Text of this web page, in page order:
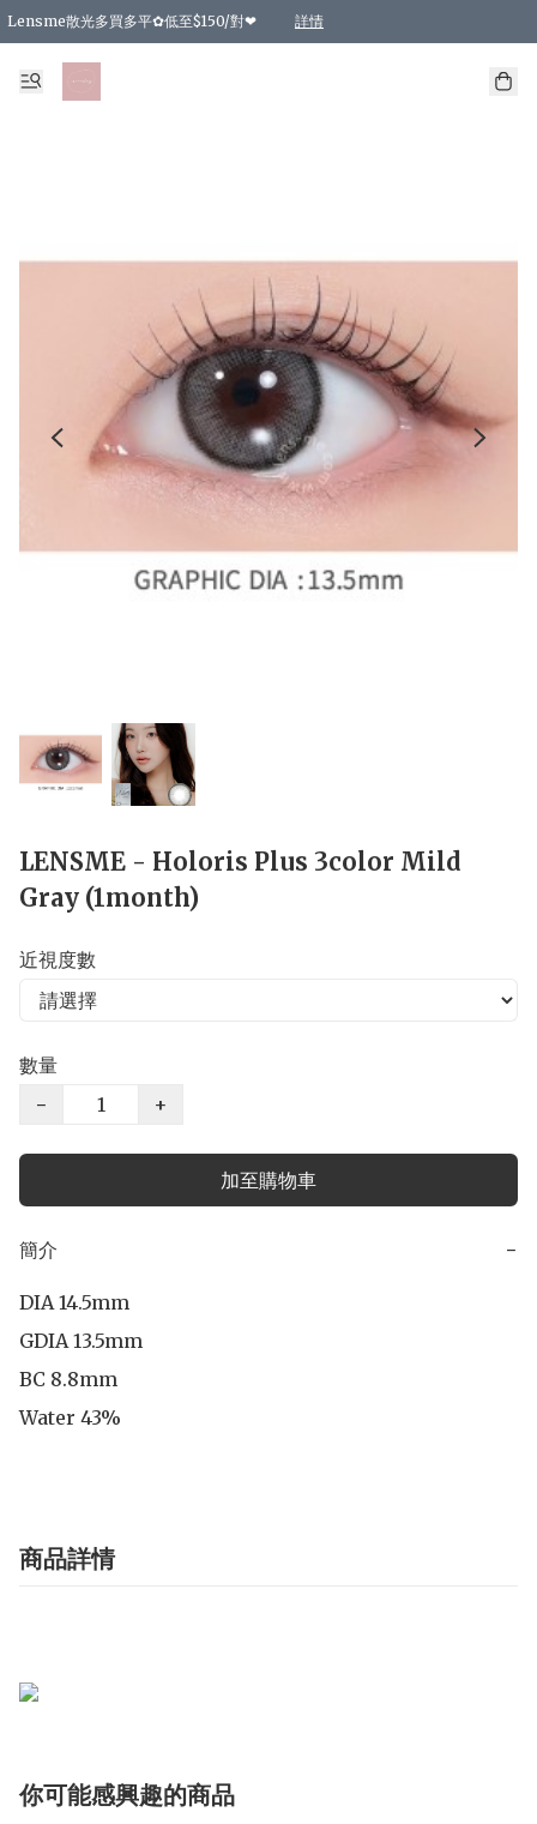
Lensme散光多買多平✿低至$150/對❤ 詳情
台灣Karacon⁩✧日拋 特價清貨❁⃘
日本韓國多款日/月拋現貨☼ 特價❤︎數量有限 售完即止
🇰🇷韓國多款月拋現貨 特價兩對$99✿數量有限 售完即止♫
精選商品，任選買2件或以上9 折；買4件或以上85 折；買6件或以上8 折
精選商品，任選買2件HKD 140.00；買4件HKD 260.00
精選商品，任選買2件HKD 190.00；買4件HKD 360.00
精選商品，任選買2件HKD 110.00；買4件HKD 180.00
精選商品，任選買2件HKD 170.00；買4件HKD 320.00
精選商品，任選買2件或以上減HKD 148.00
精選商品，任選買2件或以上減HKD 148.00
精選商品，任選買2件或以上95 折；買4件或以上9 折；買6件或以上85 折；買8件
精選商品，任選買12件或以上87 折
精選商品，任選買2件或以上減HKD 16.00；買4件或以上減HKD 32.00；買6
精選商品，任選買2件或以上95 折；買4件或以上9 折；買8件或以上85 折；買12
購物滿 HKD 800.00即享免運費優惠！（適用於 特定的送貨方式 )
LENSME - Holoris Plus 3color Mild
Gray (1month)
近視度數
數量
−
+
加至購物車
簡介 −
DIA 14.5mm
GDIA 13.5mm
BC 8.8mm
Water 43%
商品詳情
你可能感興趣的商品